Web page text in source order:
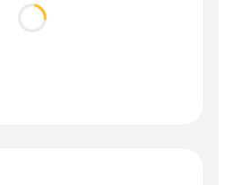
Loading...